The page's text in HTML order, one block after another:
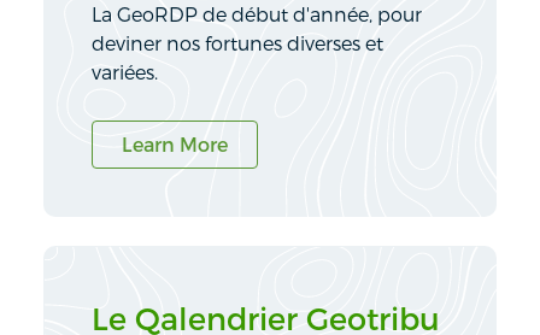
La GeoRDP de début d'année, pour
deviner nos fortunes diverses et
variées.
Learn More
Le Qalendrier Geotribu